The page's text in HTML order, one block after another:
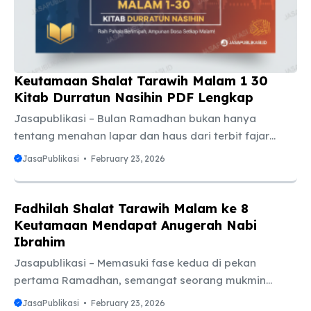
hal, mulai dari memesan tiket mudik, mengatur jadwal
cuti kantor, hingga mempersiapkan anggaran untuk
konsumsi ...
Keutamaan Shalat Tarawih Malam 1 30
Kitab Durratun Nasihin PDF Lengkap
Jasapublikasi – Bulan Ramadhan bukan hanya
tentang menahan lapar dan haus dari terbit fajar
hingga terbenam matahari. Ramadhan adalah sebuah
membersihkan jiwa manusia. Salah satu ibadah yang
paling dinanti dan menjadi ciri khas bulan suci ini
adalah shalat Tarawih. Banyak umat Muslim yang
mencari motivasi lebih untuk tetap konsisten
menjalankan tarawih hingga akhir bulan. Salah satu
rujukan yang sangat populer di kalangan santri dan
JasaPublikasi February 23, 2026
Fadhilah Shalat Tarawih Malam ke 8
Keutamaan Mendapat Anugerah Nabi
Ibrahim
Jasapublikasi – Memasuki fase kedua di pekan
pertama Ramadhan, semangat seorang mukmin
sering kali diuji oleh rasa lelah fisik. Namun, tahukah
JasaPublikasi February 23, 2026